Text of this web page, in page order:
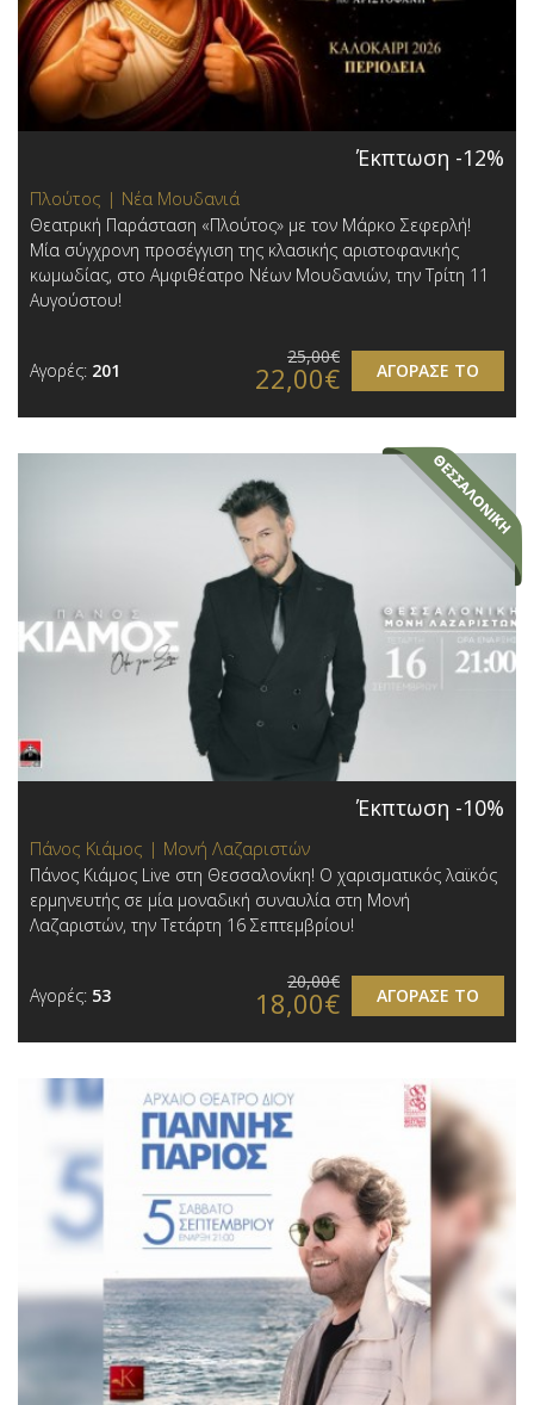
Έκπτωση -12%
Πλούτος | Νέα Μουδανιά
Θεατρική Παράσταση «Πλούτος» με τον Μάρκο Σεφερλή!
Μία σύγχρονη προσέγγιση της κλασικής αριστοφανικής
κωμωδίας, στο Αμφιθέατρο Νέων Μουδανιών, την Τρίτη 11
Αυγούστου!
Αγορές: 201 ΑΓΟΡΑΣΕ ΤΟ
25,00€
22,00€
Έκπτωση -10%
Πάνος Κιάμος | Μονή Λαζαριστών
Πάνος Κιάμος Live στη Θεσσαλονίκη! Ο χαρισματικός λαϊκός
ερμηνευτής σε μία μοναδική συναυλία στη Μονή
Λαζαριστών, την Τετάρτη 16 Σεπτεμβρίου!
Αγορές: 53 ΑΓΟΡΑΣΕ ΤΟ
20,00€
18,00€